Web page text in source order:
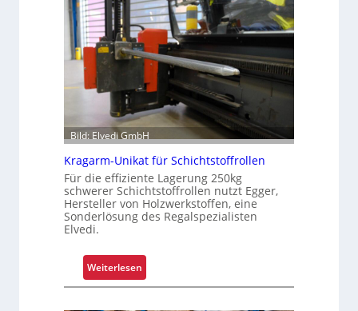
u
m
G
r
i
f
e
n
k
o
m
p
x
e
Bild: Elvedi GmbH
Kragarm-Unikat für Schichtstoffrollen
Für die effiziente Lagerung 250kg
schwerer Schichtstoffrollen nutzt Egger,
Hersteller von Holzwerkstoffen, eine
Sonderlösung des Regalspezialisten
Elvedi.
Weiterlesen:
K